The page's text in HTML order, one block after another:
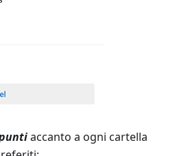
accanto a ogni cartella